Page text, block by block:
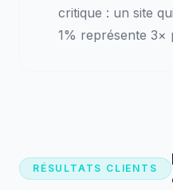
critique : un site
1% représente 3×
RÉSULTATS CLIENTS